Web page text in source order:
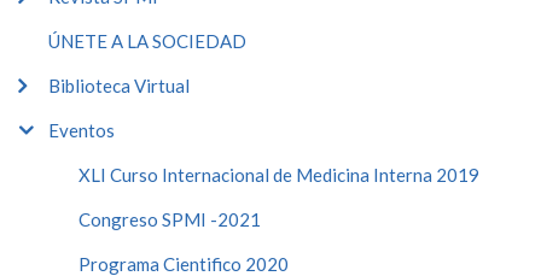
ÚNETE A LA SOCIEDAD
Biblioteca Virtual
Eventos
XLI Curso Internacional de Medicina Interna 2019
Congreso SPMI -2021
Programa Cientifico 2020